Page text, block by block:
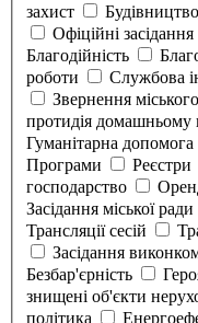
захист
Будівництво
Офіційні засідання
Благодійність
роботи
Службова
Звернення
протидія домашньому
Гуманітарна допомога
Програми
Реєстри
господарство
Засідання міської ради
Трансляції сесій
Засідання
Безбар'єрність
знищені об'єкти
політика